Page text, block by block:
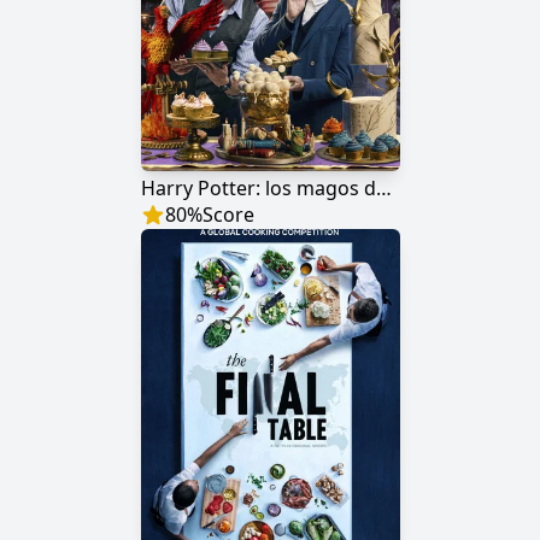
Harry Potter: los magos de la repostería
80%Score